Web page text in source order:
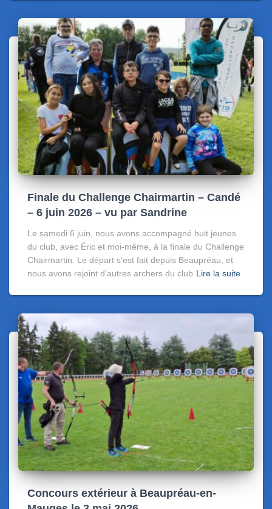
Finale du Challenge Chairmartin – Candé
– 6 juin 2026 – vu par Sandrine
Le samedi 6 juin, nous avons accompagné huit jeunes
du club, avec Éric et moi-même, à la finale du Challenge
Chairmartin. Le départ s’est fait depuis Beaupréau, et
nous avons rejoint d’autres archers du club Lire la suite
Concours extérieur à Beaupréau-en-